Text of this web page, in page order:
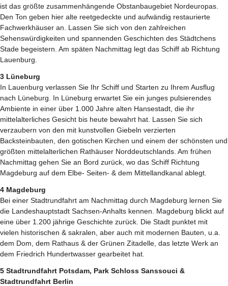
ist das größte zusammenhängende Obstanbaugebiet Nordeuropas.
Den Ton geben hier alte reetgedeckte und aufwändig restaurierte
Fachwerkhäuser an. Lassen Sie sich von den zahlreichen
Sehenswürdigkeiten und spannenden Geschichten des Städtchens
Stade begeistern. Am späten Nachmittag legt das Schiff ab Richtung
Lauenburg.
3 Lüneburg
In Lauenburg verlassen Sie Ihr Schiff und Starten zu Ihrem Ausflug
nach Lüneburg. In Lüneburg erwartet Sie ein junges pulsierendes
Ambiente in einer über 1.000 Jahre alten Hansestadt, die ihr
mittelalterliches Gesicht bis heute bewahrt hat. Lassen Sie sich
verzaubern von den mit kunstvollen Giebeln verzierten
Backsteinbauten, den gotischen Kirchen und einem der schönsten und
größten mittelalterlichen Rathäuser Norddeutschlands. Am frühen
Nachmittag gehen Sie an Bord zurück, wo das Schiff Richtung
Magdeburg auf dem Elbe- Seiten- & dem Mittellandkanal ablegt.
4 Magdeburg
Bei einer Stadtrundfahrt am Nachmittag durch Magdeburg lernen Sie
die Landeshauptstadt Sachsen-Anhalts kennen. Magdeburg blickt auf
eine über 1.200 jährige Geschichte zurück. Die Stadt punktet mit
vielen historischen & sakralen, aber auch mit modernen Bauten, u.a.
dem Dom, dem Rathaus & der Grünen Zitadelle, das letzte Werk an
dem Friedrich Hundertwasser gearbeitet hat.
5 Stadtrundfahrt Potsdam, Park Schloss Sanssouci &
Stadtrundfahrt Berlin